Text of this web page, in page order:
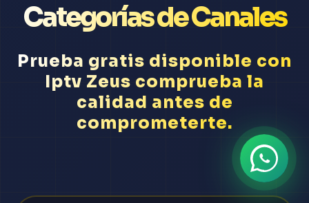
Categorías de Canales
Prueba gratis disponible con
Iptv Zeus comprueba la
calidad antes de
comprometerte.